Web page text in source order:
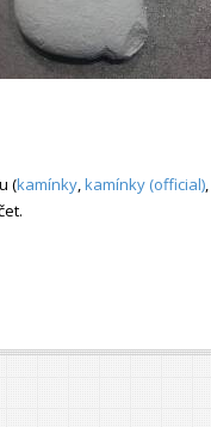
(kamínky kamínky (official)